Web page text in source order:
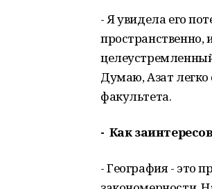
- Я увидела его
пространственно,
Думаю, Азат легко
факультета.
- Как
- География - это